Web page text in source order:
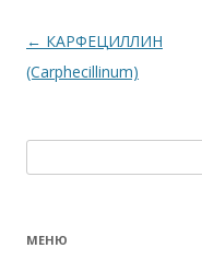
k p
Навигация
по
← КАРФЕЦИЛЛИН
(Carphecillinum)
МЕНЮ